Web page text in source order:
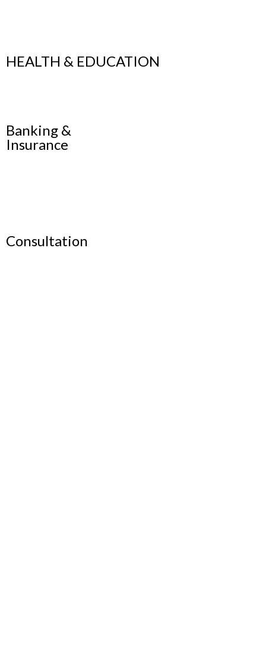
HEALTH & EDUCATION
Banking &
Insurance
Consultation